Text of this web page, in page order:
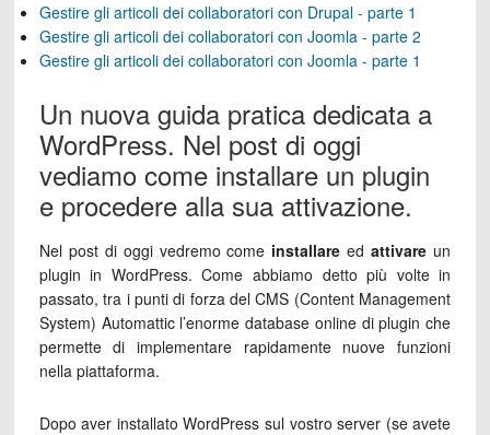
Gestire gli articoli dei collaboratori con Drupal - parte 1
Gestire gli articoli dei collaboratori con Joomla - parte 2
Gestire gli articoli dei collaboratori con Joomla - parte 1
Un nuova guida pratica dedicata a
WordPress. Nel post di oggi
vediamo come installare un plugin
e procedere alla sua attivazione.
Nel post di oggi vedremo come installare edattivare un
plugin in WordPress. Come abbiamo detto più volte in
passato, tra i punti di forza del CMS (Content Management
System) Automattic l’enorme database online di plugin che
permette di implementare rapidamente nuove funzioni
nella piattaforma.
Dopo aver installato WordPress sul vostro server (se avete